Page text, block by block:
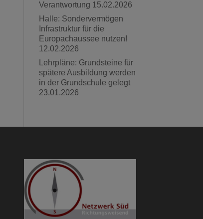
Verantwortung 15.02.2026
Halle: Sondervermögen
Infrastruktur für die
Europachaussee nutzen!
12.02.2026
Lehrpläne: Grundsteine für
spätere Ausbildung werden
in der Grundschule gelegt
23.01.2026